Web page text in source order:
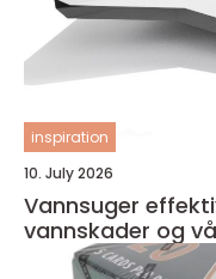
inspiration
10. July 2026
Vannsuger effektiv opprydding ved
vannskader og